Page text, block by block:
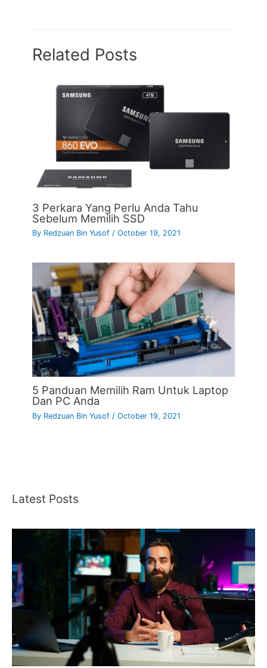
Related Posts
3 Perkara Yang Perlu Anda Tahu
Sebelum Memilih SSD
By Redzuan Bin Yusof /October 19, 2021
5 Panduan Memilih Ram Untuk Laptop
Dan PC Anda
By Redzuan Bin Yusof /October 19, 2021
Latest Posts